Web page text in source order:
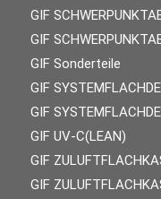
GIF
GIF
GIF Sonderteile
GIF
GIF
GIF UV-C(LEAN)
GIF
GIF